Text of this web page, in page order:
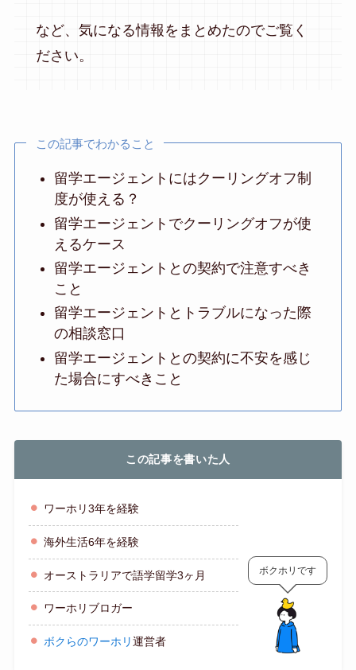
など、気になる情報をまとめたのでご覧く
ださい。
この記事でわかること
留学エージェントにはクーリングオフ制
度が使える？
留学エージェントでクーリングオフが使
えるケース
留学エージェントとの契約で注意すべき
こと
留学エージェントとトラブルになった際
の相談窓口
留学エージェントとの契約に不安を感じ
た場合にすべきこと
この記事を書いた人
ワーホリ3年を経験
海外生活6年を経験
オーストラリアで語学留学3ヶ月
ワーホリブロガー
ボクらのワーホリ運営者
ボクホリです